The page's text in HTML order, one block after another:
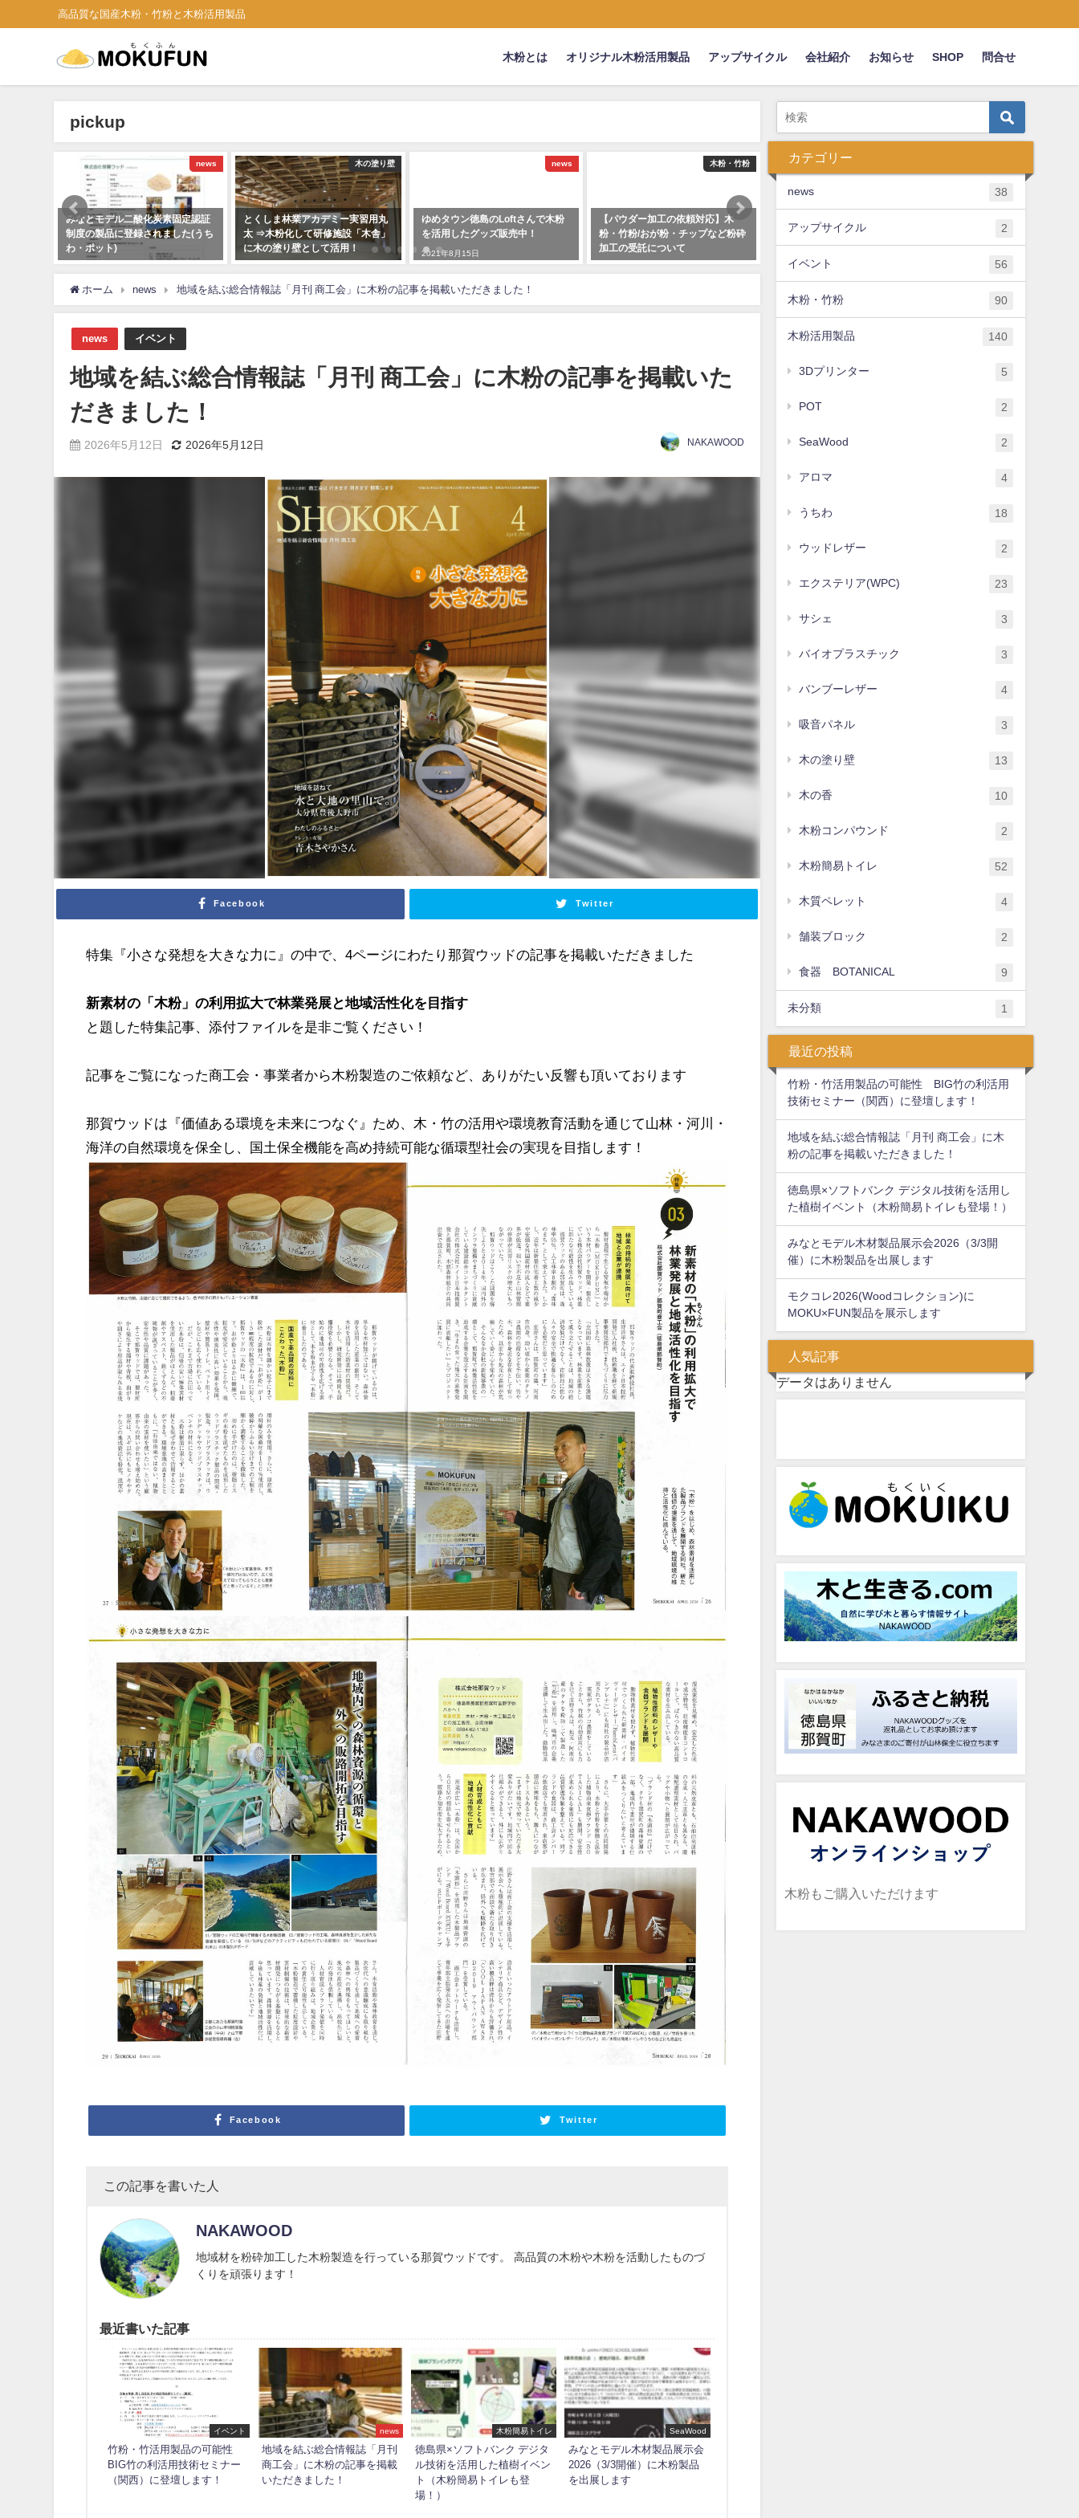
高品質な国産木粉・竹粉と木粉活用製品
木粉とは オリジナル木粉活用製品 アップサイクル 会社紹介 お知らせ SHOP 問合せ
pickup
news
みなとモデル二酸化炭素固定認証
制度の製品に登録されました(うち
わ・ポット)
木の塗り壁
とくしま林業アカデミー実習用丸
太 ⇒木粉化して研修施設「木舎」
に木の塗り壁として活用！
news
ゆめタウン徳島のLoftさんで木粉
を活用したグッズ販売中！
2021年8月15日
木粉・竹粉
【パウダー加工の依頼対応】木
粉・竹粉/おが粉・チップなど粉砕
加工の受託について
簡易トイレをご紹介頂きました
ホーム news 地域を結ぶ総合情報誌「月刊 商工会」に木粉の記事を掲載いただきました！
news イベント
地域を結ぶ総合情報誌「月刊 商工会」に木粉の記事を掲載いた
だきました！
2026年5月12日 2026年5月12日 NAKAWOOD
Facebook Twitter
特集『小さな発想を大きな力に』の中で、4ページにわたり那賀ウッドの記事を掲載いただきました
新素材の「木粉」の利用拡大で林業発展と地域活性化を目指す
と題した特集記事、添付ファイルを是非ご覧ください！
記事をご覧になった商工会・事業者から木粉製造のご依頼など、ありがたい反響も頂いております
那賀ウッドは『価値ある環境を未来につなぐ 』ため、 木・竹の活用や環境教育活動を通じて山林・河川・
海洋の自然環境を保全し、国土保全機能を高め持続可能な循環型社会の実現を目指します！
Facebook Twitter
この記事を書いた人
NAKAWOOD
地域材を粉砕加工した木粉製造を行っている那賀ウッドです。 高品質の木粉や木粉を活動したものづ
くりを頑張ります！
最近書いた記事
イベント
竹粉・竹活用製品の可能性
BIG竹の利活用技術セミナー
（関西）に登壇します！
news
地域を結ぶ総合情報誌「月刊
商工会」に木粉の記事を掲載
いただきました！
木粉簡易トイレ
徳島県×ソフトバンク デジタ
ル技術を活用した植樹イベン
ト（木粉簡易トイレも登
場！）
SeaWood
みなとモデル木材製品展示会
2026（3/3開催）に木粉製品
を出展します
カテゴリー
news 38
アップサイクル 2
イベント 56
木粉・竹粉 90
木粉活用製品 140
3Dプリンター 5
POT 2
SeaWood 2
アロマ 4
うちわ 18
ウッドレザー 2
エクステリア(WPC) 23
サシェ 3
バイオプラスチック 3
バンブーレザー 4
吸音パネル 3
木の塗り壁 13
木の香 10
木粉コンパウンド 2
木粉簡易トイレ 52
木質ペレット 4
舗装ブロック 2
食器 BOTANICAL 9
未分類 1
最近の投稿
竹粉・竹活用製品の可能性 BIG竹の利活用
技術セミナー（関西）に登壇します！
地域を結ぶ総合情報誌「月刊 商工会」に木
粉の記事を掲載いただきました！
徳島県×ソフトバンク デジタル技術を活用し
た植樹イベント（木粉簡易トイレも登場！）
みなとモデル木材製品展示会2026（3/3開
催）に木粉製品を出展します
モクコレ2026(Woodコレクション)に
MOKU×FUN製品を展示します
人気記事
データはありません
木粉もご購入いただけます